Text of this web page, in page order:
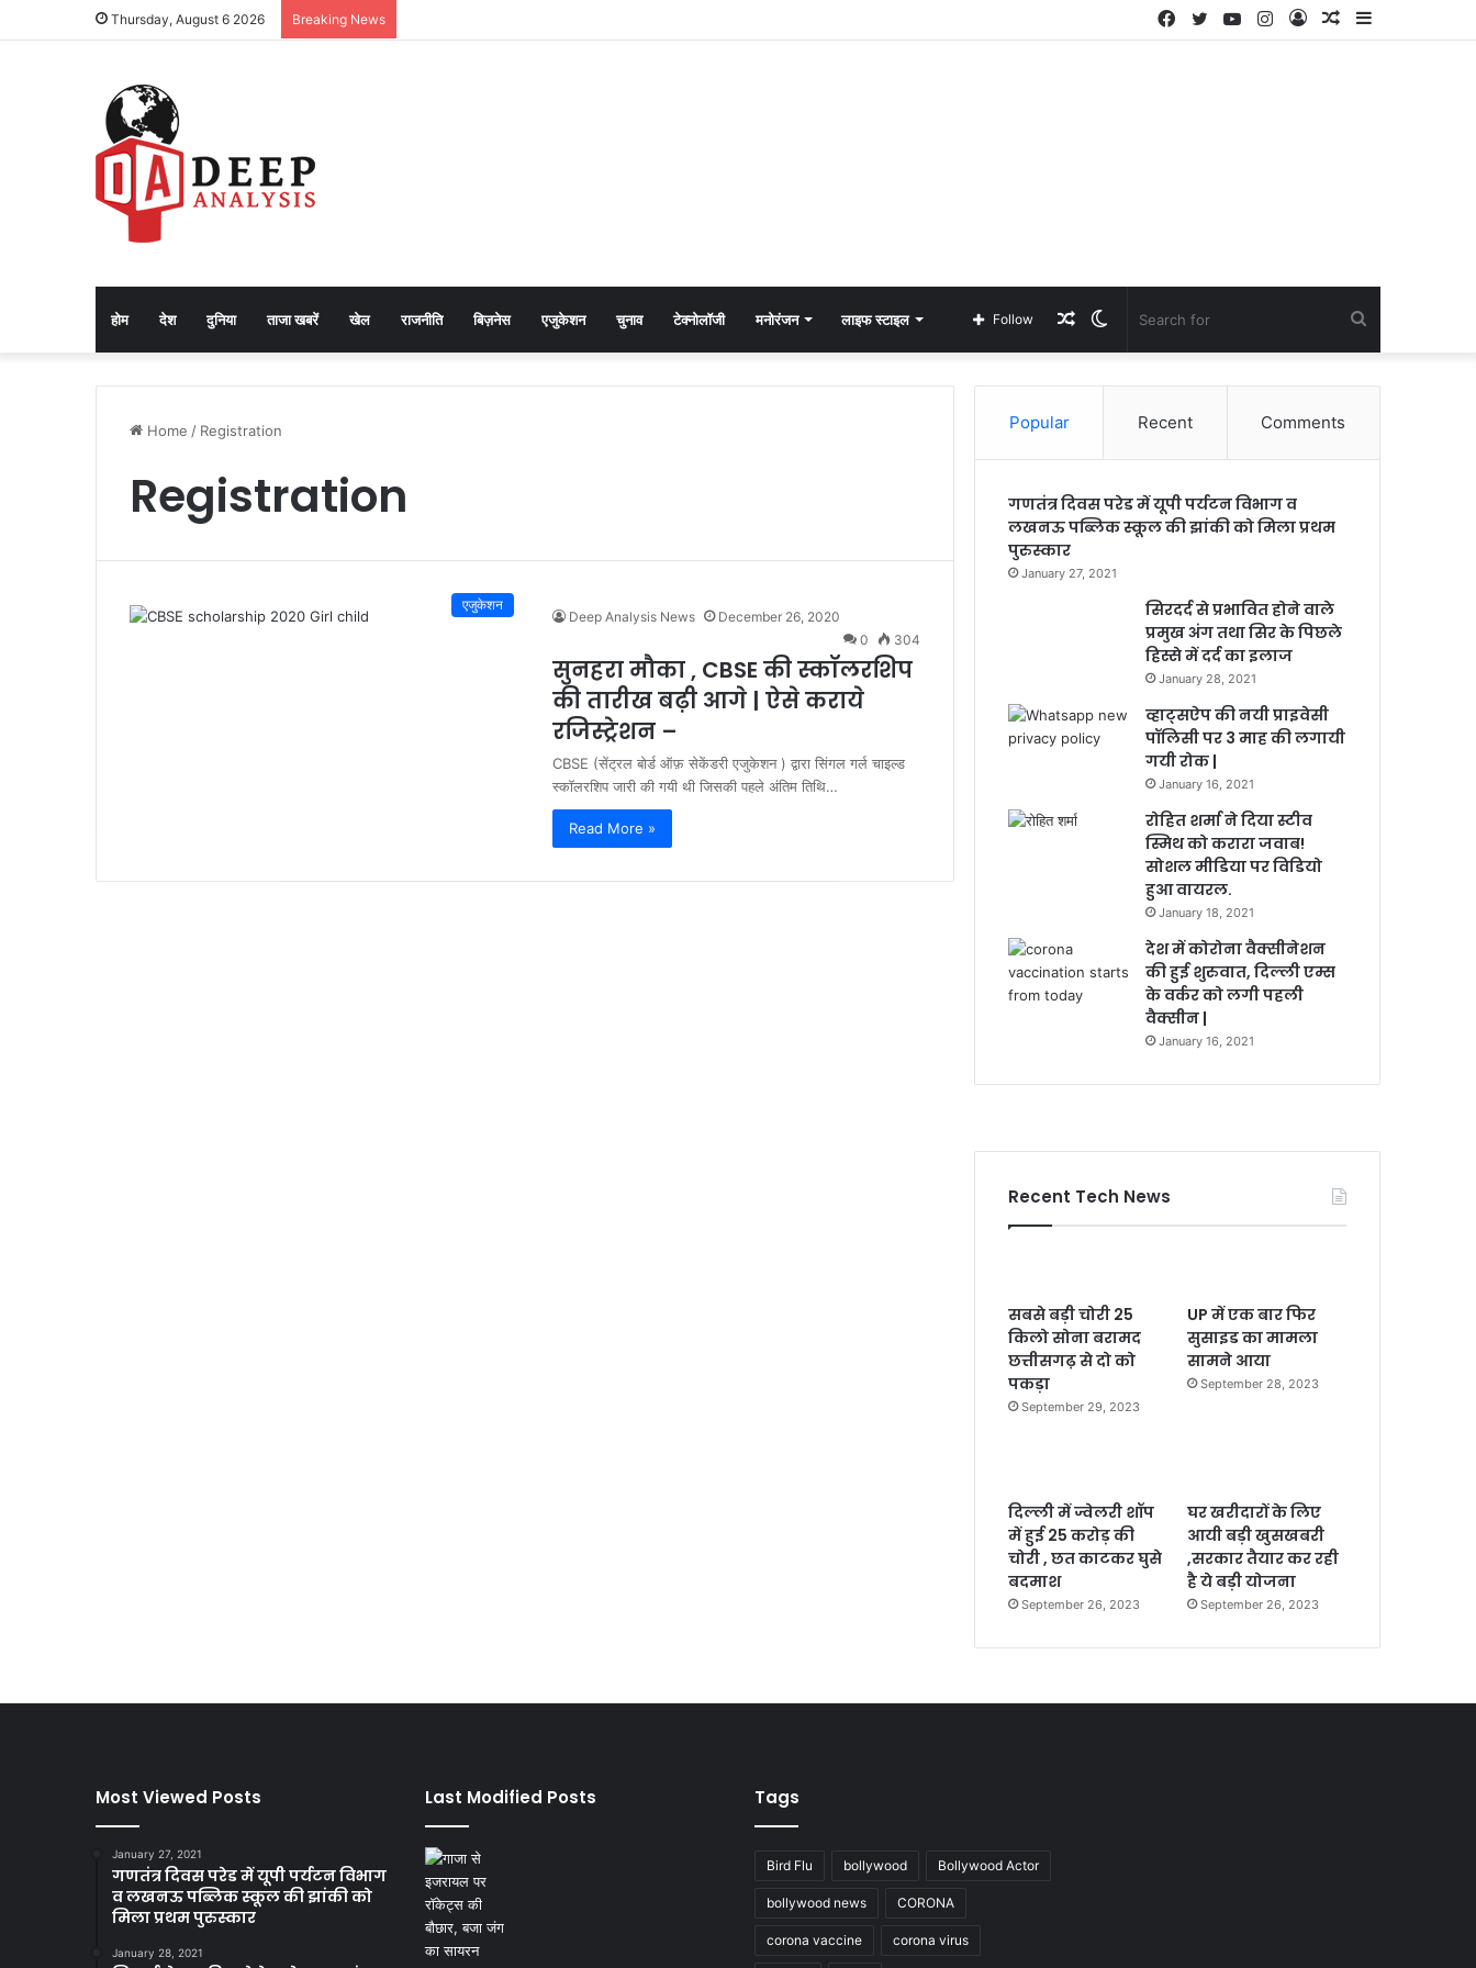
Thursday, August 6 2026 Breaking News
Random
Log
Instagram
YouTube
Twitter
Facebook
होम देश दुनिया ताजा खबरें खेल राजनीति बिज़नेस एजुकेशन चुनाव टेक्नोलॉजी मनोरंजन लाइफ स्टाइल
for
Switch
skin
Random
Article
Follow
Home / Registration
Registration
एजुकेशन
Deep Analysis News
December 26, 2020
0
304
सुनहरा मौका , CBSE की स्कॉलरशिप
की तारीख बढ़ी आगे | ऐसे कराये
रजिस्ट्रेशन –
CBSE (सेंट्रल बोर्ड ऑफ़ सेकेंडरी एजुकेशन ) द्वारा सिंगल गर्ल चाइल्ड
स्कॉलरशिप जारी की गयी थी जिसकी पहले अंतिम तिथि…
Read More »
Popular Recent Comments
गणतंत्र दिवस परेड में यूपी पर्यटन विभाग व
लखनऊ पब्लिक स्कूल की झांकी को मिला प्रथम
पुरुस्कार
January 27, 2021
सिरदर्द से प्रभावित होने वाले
प्रमुख अंग तथा सिर के पिछले
हिस्से में दर्द का इलाज
January 28, 2021
व्हाट्सऐप की नयी प्राइवेसी
पॉलिसी पर 3 माह की लगायी
गयी रोक |
January 16, 2021
रोहित शर्मा ने दिया स्टीव
स्मिथ को करारा जवाब!
सोशल मीडिया पर विडियो
हुआ वायरल.
January 18, 2021
देश में कोरोना वैक्सीनेशन
की हुई शुरुवात, दिल्ली एम्स
के वर्कर को लगी पहली
वैक्सीन |
January 16, 2021
Recent Tech News
सबसे बड़ी चोरी 25
किलो सोना बरामद
छत्तीसगढ़ से दो को
पकड़ा
September 29, 2023
UP में एक बार फिर
सुसाइड का मामला
सामने आया
September 28, 2023
दिल्ली में ज्वेलरी शॉप
में हुई 25 करोड़ की
चोरी , छत काटकर घुसे
बदमाश
September 26, 2023
घर खरीदारों के लिए
आयी बड़ी खुसखबरी
,सरकार तैयार कर रही
है ये बड़ी योजना
September 26, 2023
Most Viewed Posts
January 27, 2021
गणतंत्र दिवस परेड में यूपी पर्यटन विभाग
व लखनऊ पब्लिक स्कूल की झांकी को
मिला प्रथम पुरुस्कार
January 28, 2021
Last Modified Posts Tags
Bird Flu bollywood Bollywood Actor
bollywood news CORONA
corona vaccine corona virus